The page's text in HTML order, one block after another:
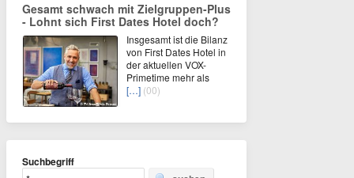
Gesamt schwach mit Zielgruppen-Plus
- Lohnt sich First Dates Hotel doch?
Insgesamt ist die Bilanz
von First Dates Hotel in
der aktuellen VOX-
Primetime mehr als
[…] (00)
Suchbegriff